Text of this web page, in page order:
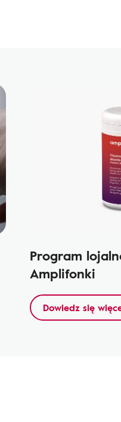
Program
Amplifonki
Dowiedz się